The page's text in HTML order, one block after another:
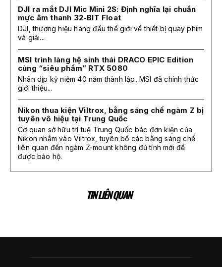
DJI ra mắt DJI Mic Mini 2S: Định nghĩa lại chuẩn
mực âm thanh 32-BIT Float
DJI, thương hiệu hàng đầu thế giới về thiết bị quay phim
và giải...
MSI trình làng hệ sinh thái DRACO EPIC Edition
cùng “siêu phẩm” RTX 5080
Nhân dịp kỷ niệm 40 năm thành lập, MSI đã chính thức
giới thiệu...
Nikon thua kiện Viltrox, bằng sáng chế ngàm Z bị
tuyên vô hiệu tại Trung Quốc
Cơ quan sở hữu trí tuệ Trung Quốc bác đơn kiện của
Nikon nhắm vào Viltrox, tuyên bố các bằng sáng chế
liên quan đến ngàm Z-mount không đủ tính mới để
được bảo hộ.
TIN LIÊN QUAN